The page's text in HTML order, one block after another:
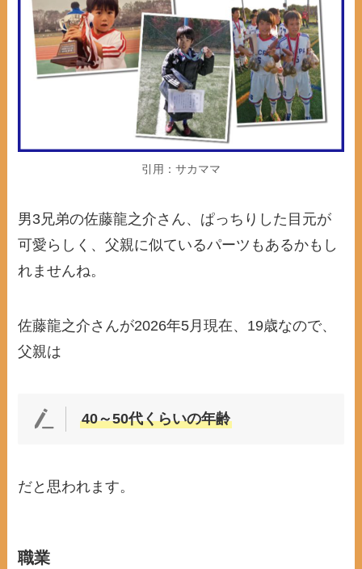
引用：サカママ
男3兄弟の佐藤龍之介さん、ぱっちりした目元が
可愛らしく、父親に似ているパーツもあるかもし
れませんね。
佐藤龍之介さんが2026年5月現在、19歳なので、
父親は
40～50代くらいの年齢
だと思われます。
職業